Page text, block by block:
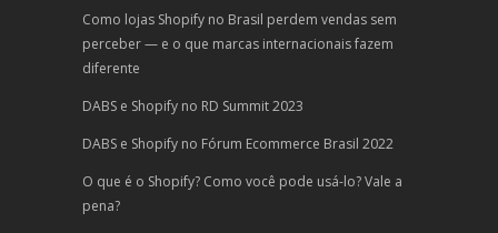
Como lojas Shopify no Brasil perdem vendas sem
perceber — e o que marcas internacionais fazem
diferente
DABS e Shopify no RD Summit 2023
DABS e Shopify no Fórum Ecommerce Brasil 2022
O que é o Shopify? Como você pode usá-lo? Vale a
pena?